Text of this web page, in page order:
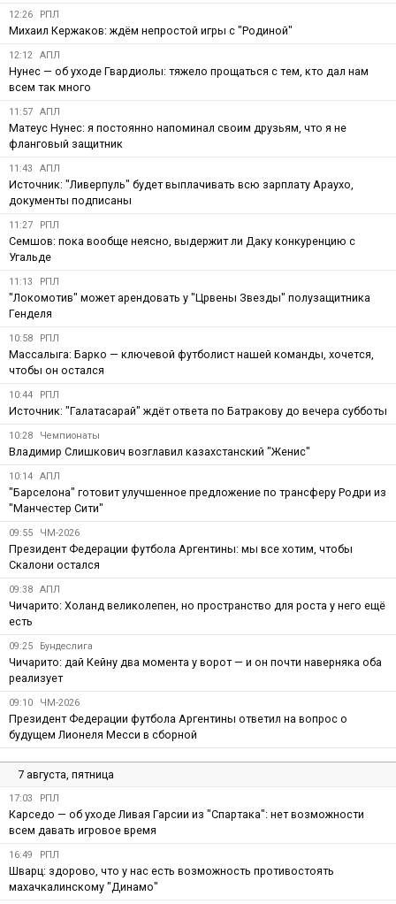
12:26 РПЛ
Михаил Кержаков: ждём непростой игры с "Родиной"
12:12 АПЛ
Нунес — об уходе Гвардиолы: тяжело прощаться с тем, кто дал нам
всем так много
11:57 АПЛ
Матеус Нунес: я постоянно напоминал своим друзьям, что я не
фланговый защитник
11:43 АПЛ
Источник: "Ливерпуль" будет выплачивать всю зарплату Араухо,
документы подписаны
11:27 РПЛ
Семшов: пока вообще неясно, выдержит ли Даку конкуренцию с
Угальде
11:13 РПЛ
"Локомотив" может арендовать у "Црвены Звезды" полузащитника
Генделя
10:58 РПЛ
Массалыга: Барко — ключевой футболист нашей команды, хочется,
чтобы он остался
10:44 РПЛ
Источник: "Галатасарай" ждёт ответа по Батракову до вечера субботы
10:28 Чемпионаты
Владимир Слишкович возглавил казахстанский "Женис"
10:14 АПЛ
"Барселона" готовит улучшенное предложение по трансферу Родри из
"Манчестер Сити"
09:55 ЧМ-2026
Президент Федерации футбола Аргентины: мы все хотим, чтобы
Скалони остался
09:38 АПЛ
Чичарито: Холанд великолепен, но пространство для роста у него ещё
есть
09:25 Бундеслига
Чичарито: дай Кейну два момента у ворот — и он почти наверняка оба
реализует
09:10 ЧМ-2026
Президент Федерации футбола Аргентины ответил на вопрос о
будущем Лионеля Месси в сборной
7 августа, пятница
17:03 РПЛ
Карседо — об уходе Ливая Гарсии из "Спартака": нет возможности
всем давать игровое время
16:49 РПЛ
Шварц: здорово, что у нас есть возможность противостоять
махачкалинскому "Динамо"